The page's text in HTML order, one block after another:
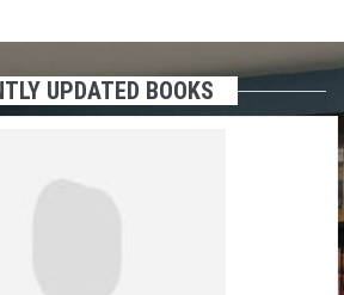
UPDATED BOOKS